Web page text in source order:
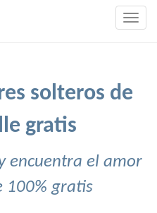
solteros de
gratis
encuentra el amor
100% gratis